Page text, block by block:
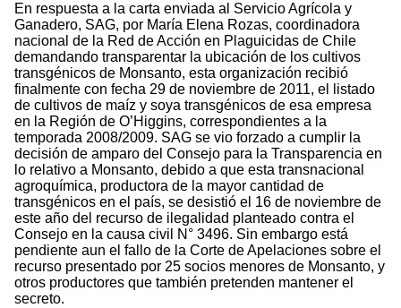
En respuesta a la carta enviada al Servicio Agrícola y
Ganadero, SAG, por María Elena Rozas, coordinadora
nacional de la Red de Acción en Plaguicidas de Chile
demandando transparentar la ubicación de los cultivos
transgénicos de Monsanto, esta organización recibió
finalmente con fecha 29 de noviembre de 2011, el listado
de cultivos de maíz y soya transgénicos de esa empresa
en la Región de O’Higgins, correspondientes a la
temporada 2008/2009. SAG se vio forzado a cumplir la
decisión de amparo del Consejo para la Transparencia en
lo relativo a Monsanto, debido a que esta transnacional
agroquímica, productora de la mayor cantidad de
transgénicos en el país, se desistió el 16 de noviembre de
este año del recurso de ilegalidad planteado contra el
Consejo en la causa civil N° 3496. Sin embargo está
pendiente aun el fallo de la Corte de Apelaciones sobre el
recurso presentado por 25 socios menores de Monsanto, y
otros productores que también pretenden mantener el
secreto.